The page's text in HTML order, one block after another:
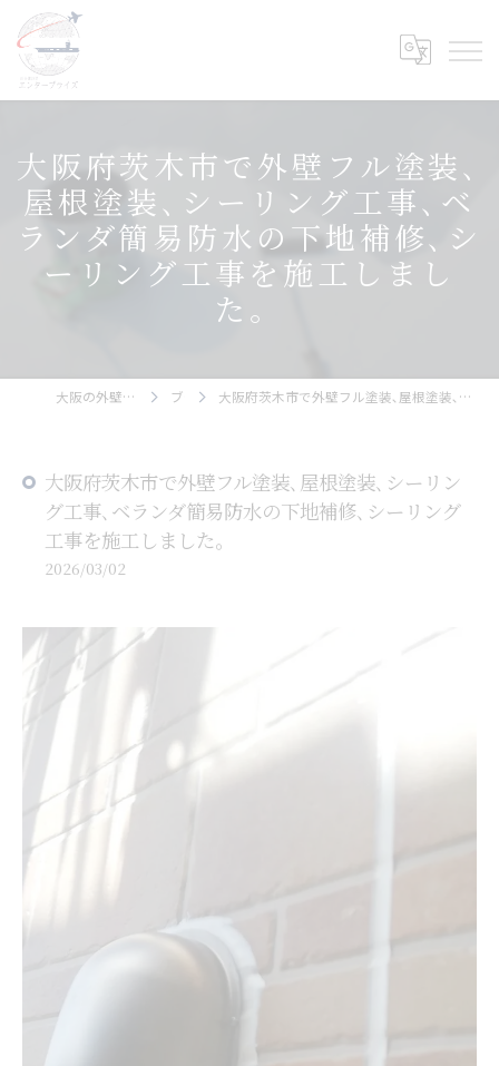
大阪府茨木市で外壁フル塗装､
屋根塗装､シーリング工事､ベ
ランダ簡易防水の下地補修､シ
ーリング工事を施工しまし
た。
大阪の外壁塗装ならエンタープライズ ブログ 大阪府茨木市で外壁フル塗装､屋根塗装､シーリング工事､ベランダ簡易防水の下地補修､シーリング工事を施工しました。
大阪府茨木市で外壁フル塗装､屋根塗装､シーリン
グ工事､ベランダ簡易防水の下地補修､シーリング
工事を施工しました。
2026/03/02